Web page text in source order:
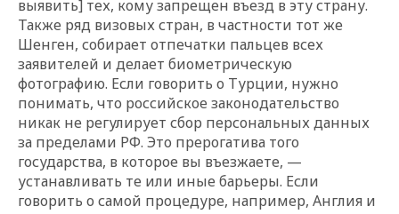
выявить] тех, кому запрещен въезд в эту страну.
Также ряд визовых стран, в частности тот же
Шенген, собирает отпечатки пальцев всех
заявителей и делает биометрическую
фотографию. Если говорить о Турции, нужно
понимать, что российское законодательство
никак не регулирует сбор персональных данных
за пределами РФ. Это прерогатива того
государства, в которое вы въезжаете, —
устанавливать те или иные барьеры. Если
говорить о самой процедуре, например, Англия и